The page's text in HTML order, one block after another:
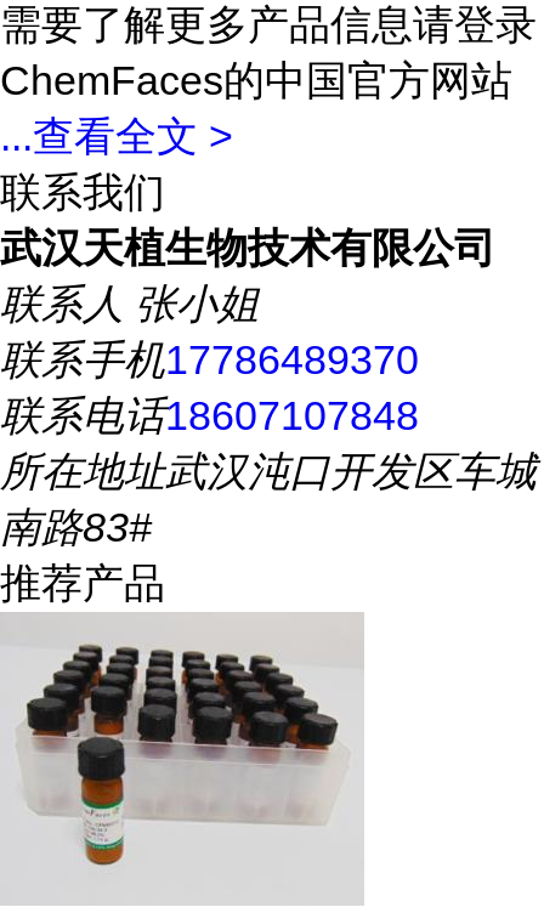
需要了解更多产品信息请登录
ChemFaces的中国官方网站
...查看全文 >
联系我们
武汉天植生物技术有限公司
联系人 张小姐
联系手机17786489370
联系电话18607107848
所在地址武汉沌口开发区车城
南路83#
推荐产品